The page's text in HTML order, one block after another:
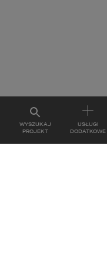
WYSZUKAJ
PROJEKT
USŁUGI
DODATKOWE